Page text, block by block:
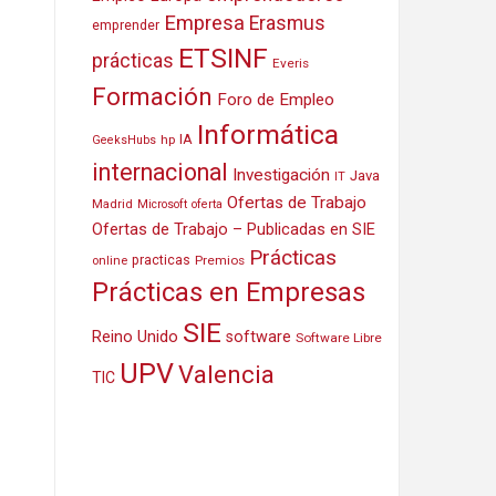
emprender Empresa Erasmus
prácticas ETSINF Everis
Formación Foro de Empleo
GeeksHubs hp IA Informática
internacional Investigación IT Java
Madrid Microsoft oferta Ofertas de Trabajo
Ofertas de Trabajo – Publicadas en SIE
online practicas Premios Prácticas
Prácticas en Empresas
Reino Unido SIE software Software Libre
TIC UPVValencia